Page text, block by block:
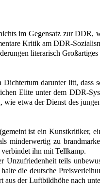
im Gegensatz zur
Kritik am DDR-
literarisch
Dichtertum darunter litt, dass
Elite unter dem DDR-
etwa der Dienst des
ist ein Kunstkritiker,
zu
ihn mit Tellkamp.
teils
die deutsche
der Luftbildhöhe nach